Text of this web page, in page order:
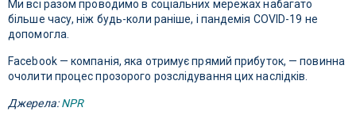
Ми всі разом проводимо в соціальних мережах набагато
більше часу, ніж будь-коли раніше, і пандемія COVID-19 не
допомогла.
Facebook — компанія, яка отримує прямий прибуток, — повинна
очолити процес прозорого розслідування цих наслідків.
Джерела:NPR